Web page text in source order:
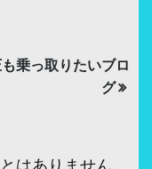
乗っ取りたいブロ
グ
はありません。